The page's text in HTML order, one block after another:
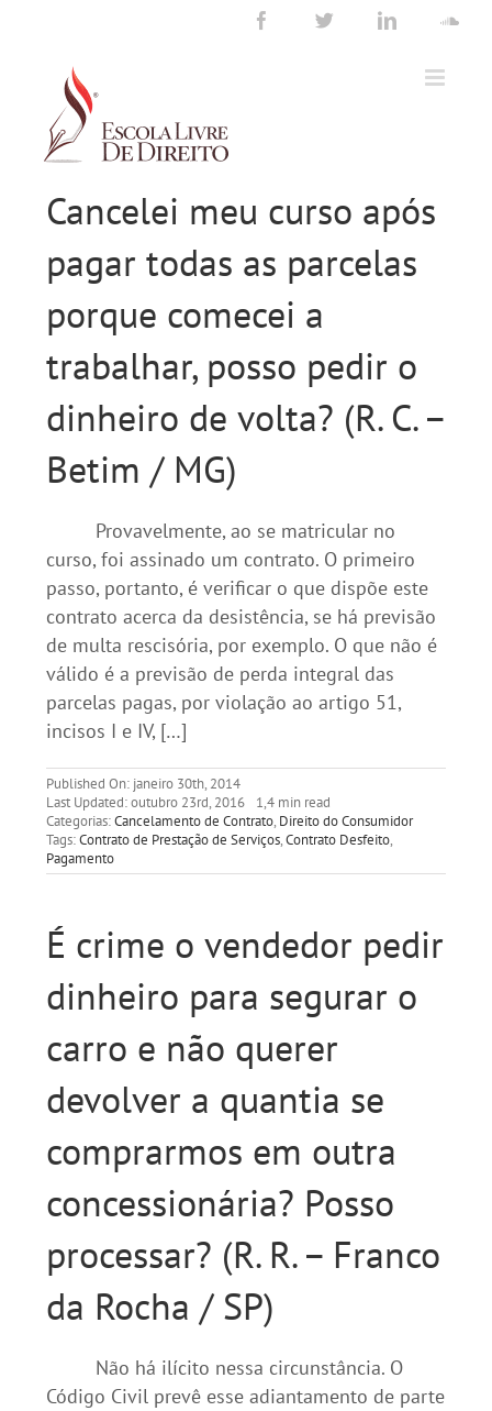
LinkedIn
Twitter
Facebook
Cancelei meu curso após
pagar todas as parcelas
porque comecei a
trabalhar, posso pedir o
dinheiro de volta? (R. C. –
Betim / MG)
Provavelmente, ao se matricular no
curso, foi assinado um contrato. O primeiro
passo, portanto, é verificar o que dispõe este
contrato acerca da desistência, se há previsão
de multa rescisória, por exemplo. O que não é
válido é a previsão de perda integral das
parcelas pagas, por violação ao artigo 51,
incisos I e IV, […]
Published On: janeiro 30th, 2014
Last Updated: outubro 23rd, 2016
1,4 min read
Categorias:Cancelamento de Contrato, Direito do Consumidor
Tags:Contrato de Prestação de Serviços,Contrato Desfeito,
Pagamento
É crime o vendedor pedir
dinheiro para segurar o
carro e não querer
devolver a quantia se
comprarmos em outra
concessionária? Posso
processar? (R. R. – Franco
da Rocha / SP)
Não há ilícito nessa circunstância. O
Código Civil prevê esse adiantamento de parte